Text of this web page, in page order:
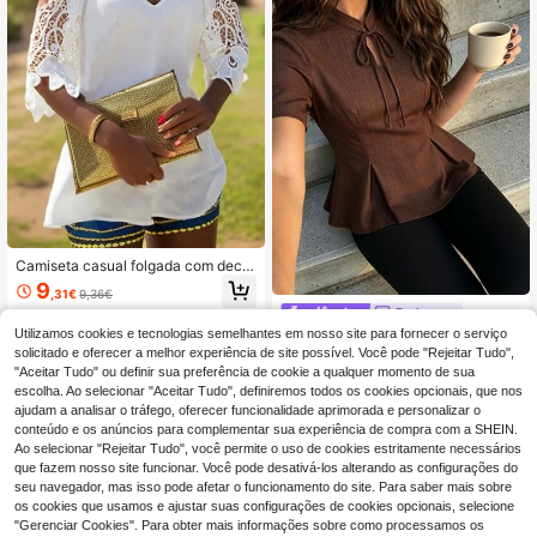
Camiseta casual folgada com decot
e em V, cor sólida, ombros à mostra
e detalhes em renda contrastante, c
oleção primavera/verão 2024. Estil
o europeu e americano. Branca.
9 ,31€9,36€
Pariaura
SHEIN PariChic Blusa de Senhora d
e Estilo Chinês Moderno com Gola
Alta, Laço e Manga Curta, Top Curt
o Vintage Cor Café com Cintura Ma
rcada e Bainha com Folhos, Top Est
ilizante de Estilo Nacional
13
Utilizamos cookies e tecnologias semelhantes em nosso site para fornecer o serviço
solicitado e oferecer a melhor experiência de site possível. Você pode "Rejeitar Tudo",
"Aceitar Tudo" ou definir sua preferência de cookie a qualquer momento de sua
escolha. Ao selecionar "Aceitar Tudo", definiremos todos os cookies opcionais, que nos
ajudam a analisar o tráfego, oferecer funcionalidade aprimorada e personalizar o
conteúdo e os anúncios para complementar sua experiência de compra com a SHEIN.
Ao selecionar "Rejeitar Tudo", você permite o uso de cookies estritamente necessários
que fazem nosso site funcionar. Você pode desativá-los alterando as configurações do
seu navegador, mas isso pode afetar o funcionamento do site. Para saber mais sobre
os cookies que usamos e ajustar suas configurações de cookies opcionais, selecione
"Gerenciar Cookies". Para obter mais informações sobre como processamos os